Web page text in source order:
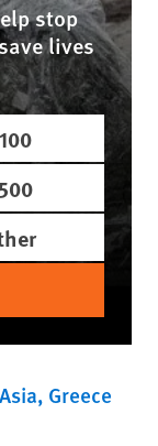
stop
lives
Greece